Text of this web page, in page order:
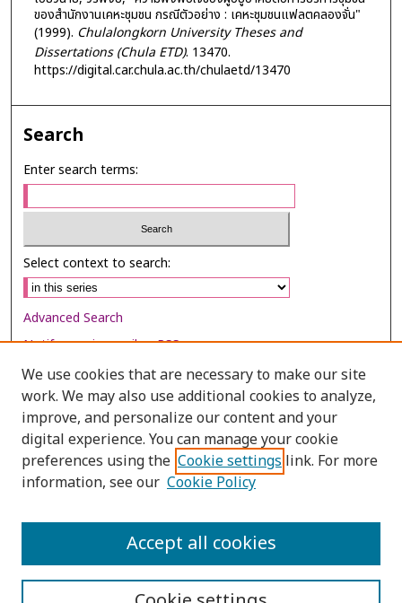
ของสำนักงานเคหะชุมชน กรณีตัวอย่าง : เคหะชุมชนแฟลตคลองจั่น"
(1999). Chulalongkorn University Theses and
Dissertations (Chula ETD). 13470.
https://digital.car.chula.ac.th/chulaetd/13470
Search
Enter search terms:
Select context to search:
Advanced Search
Notify me via email orRSS
Browse
Collections
Disciplines
Authors
We use cookies that are necessary to make our site
work. We may also use additional cookies to analyze,
improve, and personalize our content and your
digital experience. You can manage your cookie
preferences using the Cookie settings link. For more
information, see our Cookie Policy
Accept all cookies